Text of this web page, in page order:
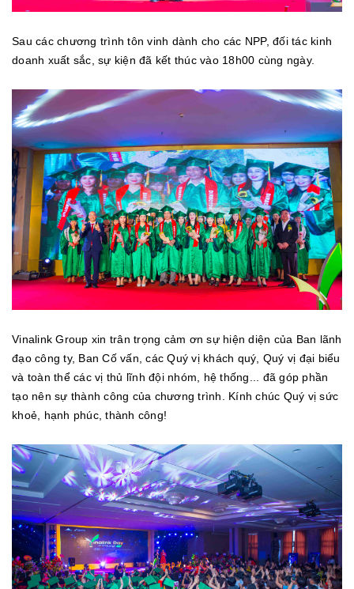
Sau các chương trình tôn vinh dành cho các NPP, đối tác kinh
doanh xuất sắc, sự kiện đã kết thúc vào 18h00 cùng ngày.
Vinalink Group xin trân trọng cảm ơn sự hiện diện của Ban lãnh
đạo công ty, Ban Cố vấn, các Quý vị khách quý, Quý vị đại biểu
và toàn thể các vị thủ lĩnh đội nhóm, hệ thống... đã góp phần
tạo nên sự thành công của chương trình. Kính chúc Quý vị sức
khoẻ, hạnh phúc, thành công!